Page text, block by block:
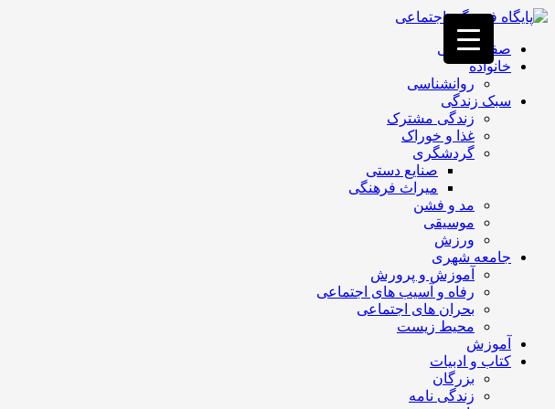
فصد
غرب
تهران
خشکشویی
تصفیه
تهران
صفحه اصلی
خانواده
روانشناسی
سبک زندگی
زندگی مشترک
غذا و خوراک
گردشگری
صنایع دستی
میراث فرهنگی
مد و فشن
موسیقی
ورزش
جامعه شهری
آموزش و پرورش
رفاه و آسیب های اجتماعی
بحران های اجتماعی
محیط زیست
آموزش
کتاب و ادبیات
بزرگان
زندگی نامه